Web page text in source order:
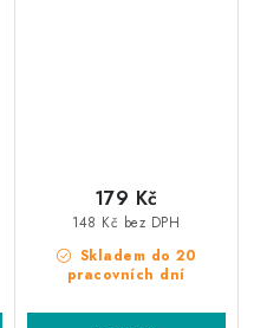
Skladem do 20
pracovních dní
148 Kč bez DPH
179 Kč